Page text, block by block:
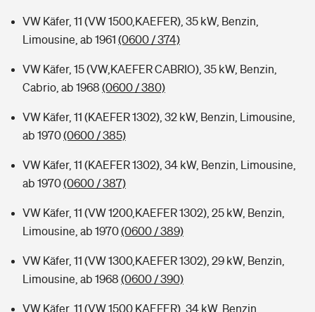
VW Käfer, 11 (VW 1500,KAEFER), 35 kW, Benzin,
Limousine, ab 1961 (0600 / 374)
VW Käfer, 15 (VW,KAEFER CABRIO), 35 kW, Benzin,
Cabrio, ab 1968 (0600 / 380)
VW Käfer, 11 (KAEFER 1302), 32 kW, Benzin, Limousine,
ab 1970(0600 / 385)
VW Käfer, 11 (KAEFER 1302), 34 kW, Benzin, Limousine,
ab 1970(0600 / 387)
VW Käfer, 11 (VW 1200,KAEFER 1302), 25 kW, Benzin,
Limousine, ab 1970(0600 / 389)
VW Käfer, 11 (VW 1300,KAEFER 1302), 29 kW, Benzin,
Limousine, ab 1968 (0600 / 390)
VW Käfer, 11 (VW 1500,KAEFER), 34 kW, Benzin,